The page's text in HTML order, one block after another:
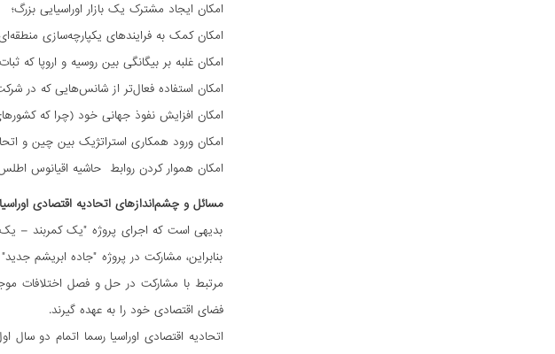
امکان ایجاد مشترک یک بازار اوراسیایی بزرگ؛
امکان کمک به فرایندهای یکپارچه‌سازی منطقه‌ای
امکان غلبه بر بیگانگی بین روسیه و اروپا که
امکان استفاده فعال‌تر از شانس‌هایی که در
امکان افزایش نفوذ جهانی خود (چرا که
امکان ورود همکاری استراتژیک بین چین و
امکان هموار کردن روابط حاشیه اقیانوس
مسائل و چشم‌اندازهای اتحادیه اقتصادی اوراسیا
بدیهی است که اجرای پروژه "یک کمربند –
بنابراین، مشارکت در پروژه "جاده ابریشم
مرتبط با مشارکت در حل و فصل اختلافات
فضای اقتصادی خود را به عهده گیرند.
اتحادیه اقتصادی اوراسیا رسما اتمام دو